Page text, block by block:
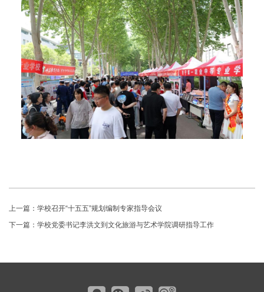
上一篇： 学校召开“十五五”规划编制专家指导会议
下一篇： 学校党委书记李洪文到文化旅游与艺术学院调研指导工作